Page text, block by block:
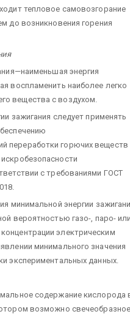
тепловое самовозгорание
до возникновения горения
энергия
воспламенить наиболее легко
вещества с воздухом.
зажигания следует применять
переработки горючих веществ
с требованиями ГОСТ
минимальной энергии
вероятностью газо-, паро-
электрическим
минимального значения
экспериментальных данных.
содержание кислорода
возможно